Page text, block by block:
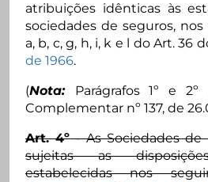
atribuições idênticas às
sociedades de seguros,
a, b, c, g, h, i, k e l do Art. 36
de 1966.
(Nota: Parágrafos 1º e
Complementar nº 137, de
Art. 4º- As Sociedades de
sujeitas as
estabelecidas nos